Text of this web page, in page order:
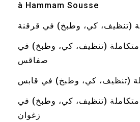
à Hammam Sousse
(تنظيف، كي، وطبخ) في قرقنة
(تنظيف، كي، وطبخ) في
صفاقس
(تنظيف، كي، وطبخ) في قابس
(تنظيف، كي، وطبخ) في
زغوان